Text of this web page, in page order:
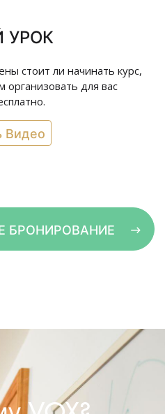
УРОК
стоит ли начинать курс,
организовать для вас
Видео
БРОНИРОВАНИЕ